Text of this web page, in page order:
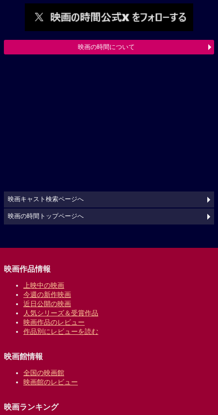
映画の時間について
映画キャスト検索ページへ
映画の時間トップページへ
映画作品情報
上映中の映画
今週の新作映画
近日公開の映画
人気シリーズ＆受賞作品
映画作品のレビュー
作品別にレビューを読む
映画館情報
全国の映画館
映画館のレビュー
映画ランキング